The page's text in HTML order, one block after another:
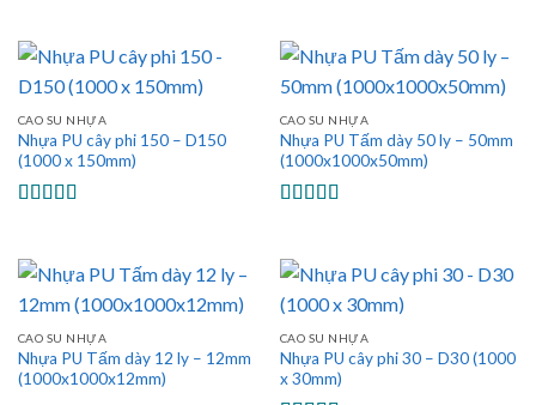
sao
CAO SU NHỰA
Nhựa PU cây phi 150 – D150
(1000 x 150mm)
sao
CAO SU NHỰA
Nhựa PU Tấm dày 50 ly – 50mm
(1000x1000x50mm)
sao
CAO SU NHỰA
Nhựa PU Tấm dày 12 ly – 12mm
(1000x1000x12mm)
CAO SU NHỰA
Nhựa PU cây phi 30 – D30 (1000
x 30mm)